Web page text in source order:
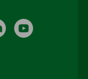
LinkedInYouTube